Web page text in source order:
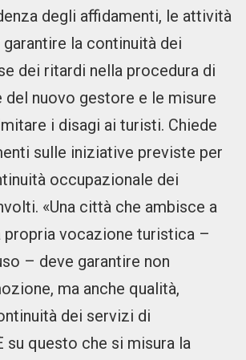
degli affidamenti, le attività
la continuità dei
dei ritardi nella procedura di
del nuovo gestore e le misure
i disagi ai turisti. Chiede
sulle iniziative previste per
occupazionale dei
«Una città che ambisce a
propria vocazione turistica –
– deve garantire non
ma anche qualità,
dei servizi di
su questo che si misura la